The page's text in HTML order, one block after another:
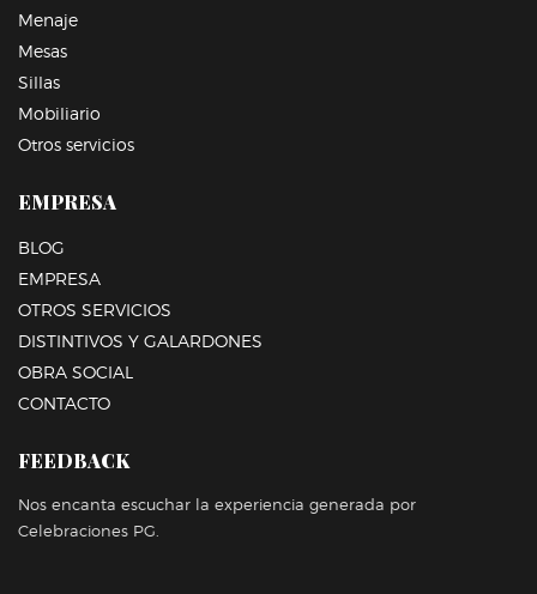
Menaje
Mesas
Sillas
Mobiliario
Otros servicios
EMPRESA
BLOG
EMPRESA
OTROS SERVICIOS
DISTINTIVOS Y GALARDONES
OBRA SOCIAL
CONTACTO
FEEDBACK
Nos encanta escuchar la experiencia generada por
Celebraciones PG.